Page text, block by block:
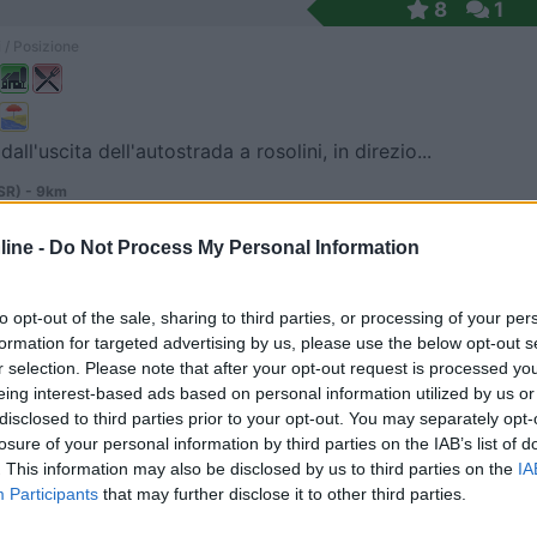
- Do Not Process My Personal Information
opt-out of the sale, sharing to third parties, or processing of your
for targeted advertising by us, please use the below opt-out
selection. Please note that after your opt-out request is processed
interest-based ads based on personal information utilized by us
to third parties prior to your opt-out. You may separately
of your personal information by third parties on the IAB’s list of
This information may also be disclosed by us to third parties on the
Participants that may further disclose it to other third parties.
8 1
dell'autostrada a rosolini, in direzio...
- 9km
in una azienda agricola, il piccolo campeggio a ...
di Capo Passero (SR) - 10.9km
di Capo Passero